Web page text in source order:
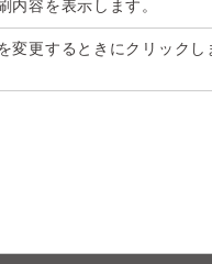
内容を表示します。
変更するときにクリックし